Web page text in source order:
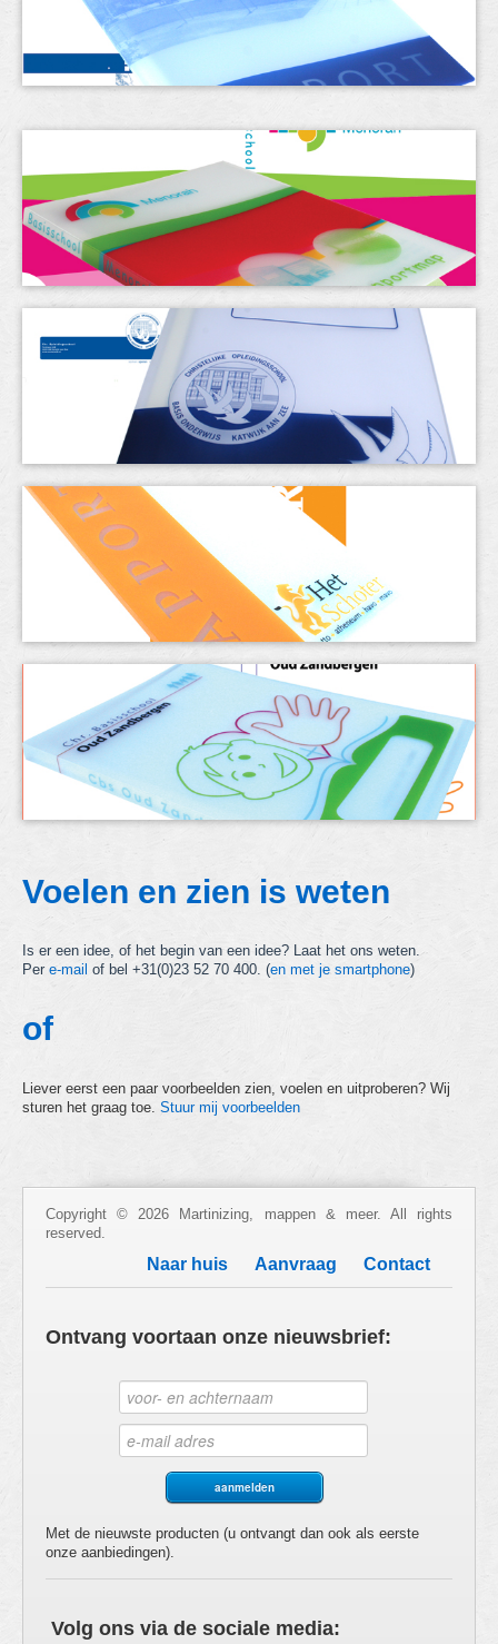
Voelen en zien is weten
Is er een idee, of het begin van een idee? Laat het ons weten.
Per e-mail of bel +31(0)23 52 70 400. (en met je smartphone)
of
Liever eerst een paar voorbeelden zien, voelen en uitproberen? Wij
sturen het graag toe. Stuur mij voorbeelden
Copyright © 2026 Martinizing, mappen & meer. All rights
reserved.
Naar huis Aanvraag Contact
Ontvang voortaan onze nieuwsbrief:
Met de nieuwste producten (u ontvangt dan ook als eerste
onze aanbiedingen).
Volg ons via de sociale media: